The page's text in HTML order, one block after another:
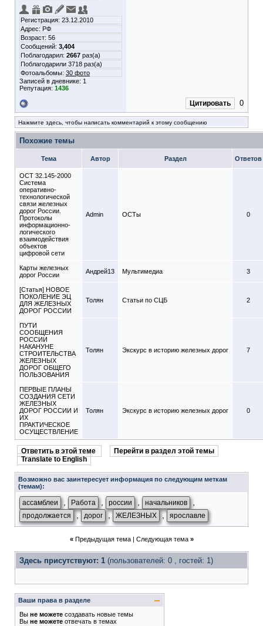
Регистрация: 23.12.2010
Адрес: РФ
Возраст: 56
Сообщений: 3,404
Поблагодарил: 2667 раз(а)
Поблагодарили 3718 раз(а)
Фотоальбомы: 30 фото
Записей в дневнике: 1
Репутация: 1436
Цитировать 0
Нажмите здесь, чтобы написать комментарий к этому сообщению
Похожие темы
Тема Автор Раздел Ответов
ОСТ 32.145-2000
Система
оперативно-
технологической
связи железных
дорог России.
Протоколы
информационно-
логического
взаимодействия
объектов
цифровой сети
Admin ОСТы 0
Карты железных
дорог России
Андрей13 Мультимедиа 3
[Статья] НОВОЕ
ПОКОЛЕНИЕ ЭЦ
ДЛЯ ЖЕЛЕЗНЫХ
ДОРОГ РОССИИ
Толян Статьи по СЦБ 2
ПУТИ
СООБЩЕНИЯ
РОССИИ
НАКАНУНЕ
СТРОИТЕЛЬСТВА
ЖЕЛЕЗНЫХ
ДОРОГ ОБЩЕГО
ПОЛЬЗОВАНИЯ
Толян Экскурс в историю железных дорог 7
ПЕРВЫЕ ПЛАНЫ
СОЗДАНИЯ СЕТИ
ЖЕЛЕЗНЫХ
ДОРОГ РОССИИ И
ИХ
ПРАКТИЧЕСКОЕ
ОСУЩЕСТВЛЕНИЕ
Толян Экскурс в историю железных дорог 0
Ответить в этой теме
Перейти в раздел этой темы
Translate to English
Возможно вас заинтересует информация по следующим меткам
(темам):
ассамблеи Работа россии начальников
продолжается , дорог , ЖЕЛЕЗНЫХ , ярославле
« Предыдущая тема| Следующая тема »
Здесь присутствуют: 1 (пользователей: 0 , гостей: 1)
Ваши права в разделе
Вы не можете создавать новые темы
Вы не можете отвечать в темах